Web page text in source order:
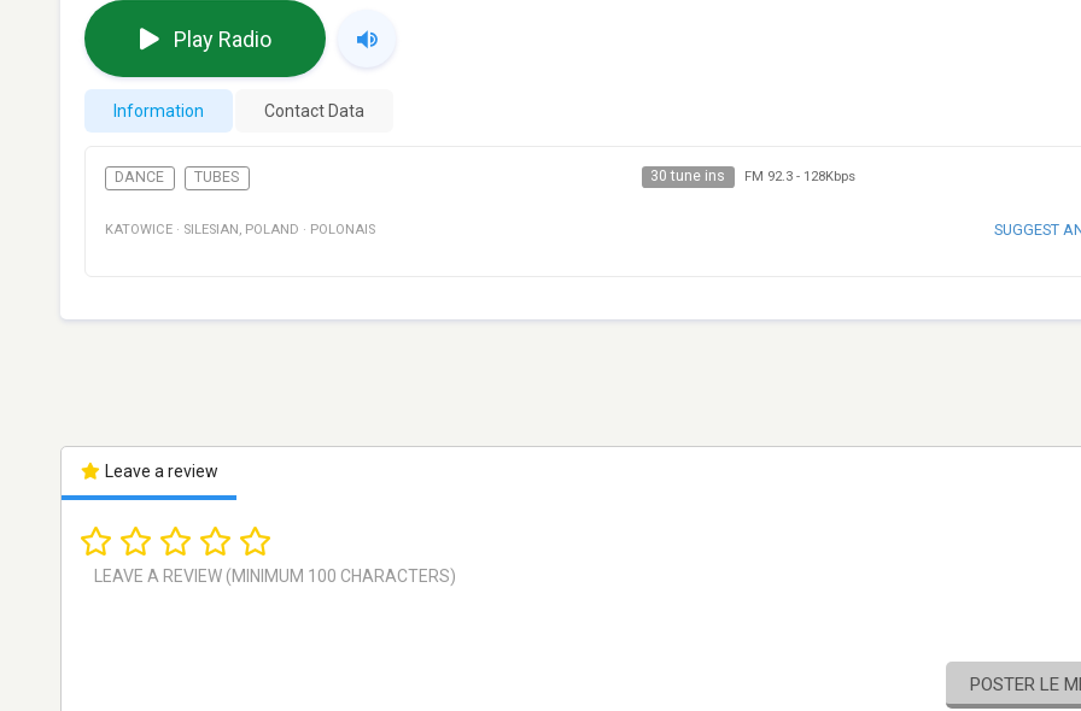
Play Radio
Information Contact Data
DANCE TUBES 30 tune ins FM 92.3- 128Kbps
KATOWICE · SILESIAN , POLAND · POLONAIS SUGGEST
Leave a review
POSTER LE